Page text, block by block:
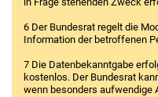
6 Der Bundesrat regelt die
Information der betroffenen
7 Die Datenbekanntgabe
kostenlos. Der Bundesrat
wenn besonders aufwendige